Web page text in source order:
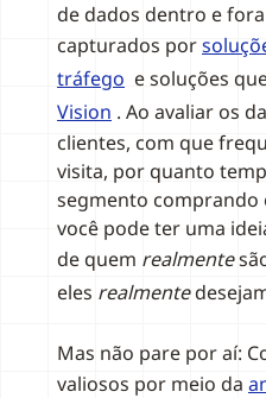
de dados dentro e
capturados por
tráfego e soluções
Vision . Ao avaliar os
clientes, com que
visita, por quanto
segmento comprando
você pode ter uma
de quem realmente
eles realmente
Mas não pare por aí:
valiosos por meio da